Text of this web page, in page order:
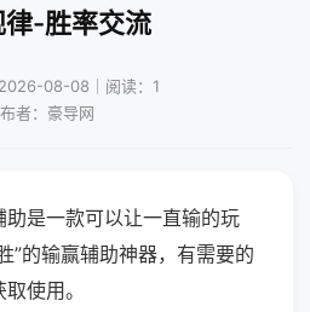
律-胜率交流
08-08｜阅读：1
者：豪导网
是一款可以让一直输的玩
”的输赢辅助神器，有需要的
使用。